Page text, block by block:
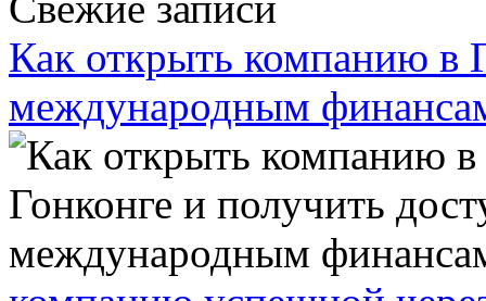
Как открыть компанию в
международным